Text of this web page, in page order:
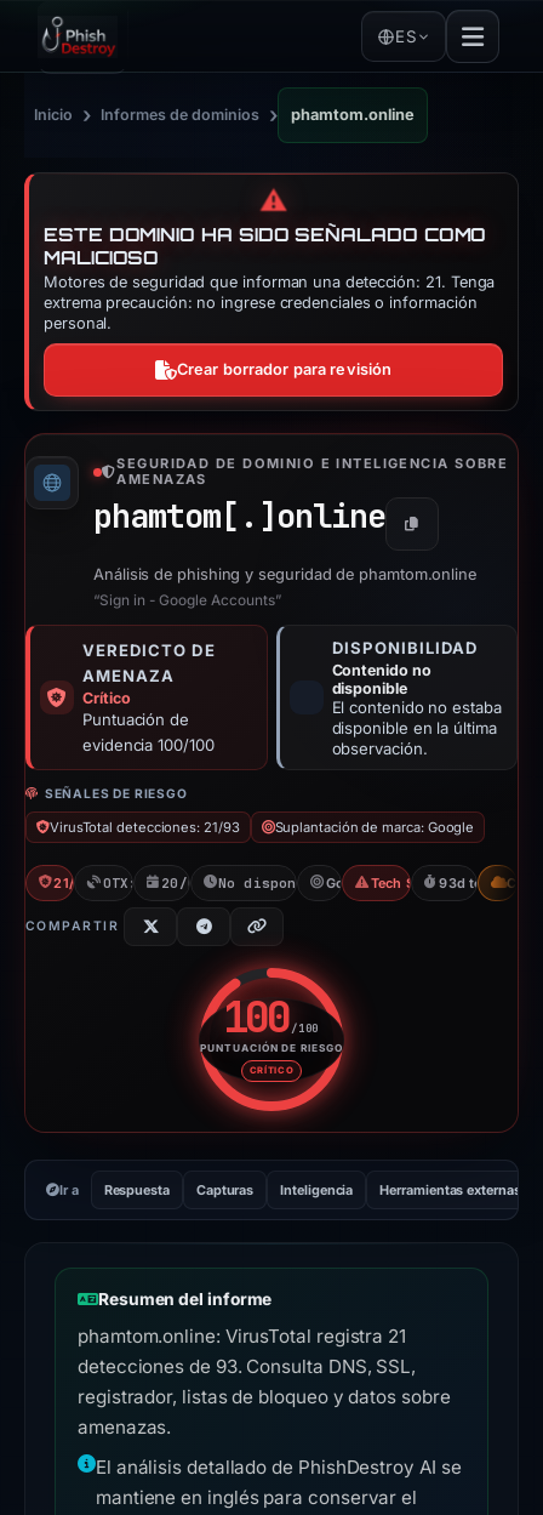
ES
Inicio › Informes de dominios › phamtom.online
⚠️
ESTE DOMINIO HA SIDO SEÑALADO COMO
MALICIOSO
Motores de seguridad que informan una detección: 21. Tenga
extrema precaución: no ingrese credenciales o información
personal.
Crear borrador para revisión
SEGURIDAD DE DOMINIO E INTELIGENCIA SOBRE
AMENAZAS
phamtom[.] online Copiar
Análisis de phishing y seguridad de phamtom.online
“Sign in - Google Accounts”
VEREDICTO DE
AMENAZA
Crítico
Puntuación de
evidencia 100/100
DISPONIBILIDAD
Contenido no
disponible
El contenido no estaba
disponible en la última
observación.
SEÑALES DE RIESGO
VirusTotal detecciones: 21/93 Suplantación de marca: Google
21/93 VTOTX: 2 refs20/01/2026No disponible desde 23/04/2026
GoogleTech Support Scam
93d to CDN
COMPARTIR
100/100
PUNTUACIÓN DE RIESGO
CRÍTICO
Puntuación de riesgo: 100
Ir a Respuesta Capturas Inteligencia Herramientas externas
Resumen del informe
phamtom.online: VirusTotal registra 21
detecciones de 93. Consulta DNS, SSL,
registrador, listas de bloqueo y datos sobre
amenazas.
El análisis detallado de PhishDestroy AI se
mantiene en inglés para conservar el